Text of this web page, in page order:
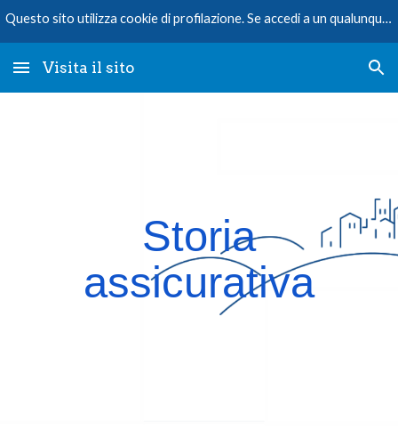
Questo sito utilizza cookie di profilazione. Se accedi a un qualunque elemento sottostante questo banner acconsenti all’uso dei cookie.
Visita il sito
Storia
assicurativa